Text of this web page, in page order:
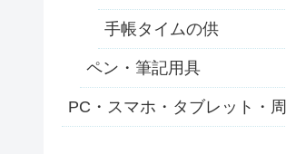
手帳タイムの供
ペン・筆記用具
PC・スマホ・タブレット・